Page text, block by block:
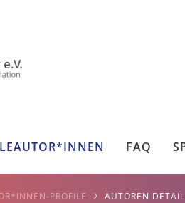
FAQ
PROFILE AUTOREN DETAIL